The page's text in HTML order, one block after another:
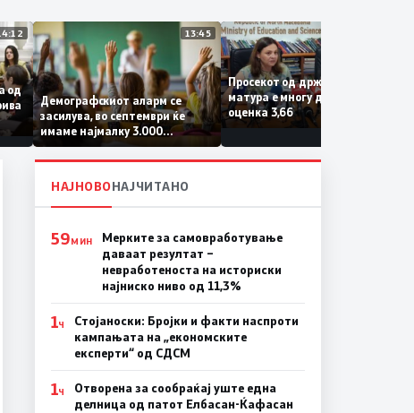
14:12
од
Крива
на
13:45
Демографскиот аларм се
засилува, во септември ќе
имаме најмалку 3.000
првачиња помалку
Просекот од државната
матура е многу добар со
оценка 3,66
НАЈНОВОНАЈЧИТАНО
59МИН
Мерките за самовработување
даваат резултат –
невработеноста на историски
најниско ниво од 11,3%
1Ч
Стојаноски: Бројки и факти наспроти
кампањата на „економските
експерти“ од СДСM
1Ч
Отворена за сообраќај уште една
делница од патот Елбасан-Ќафасан